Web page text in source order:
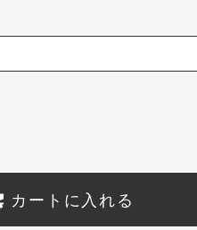
カートに入れる